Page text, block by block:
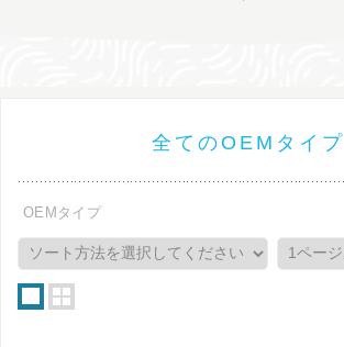
全てのOEMタイプ
OEMタイプ